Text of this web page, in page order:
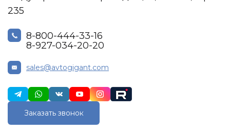
235
8-800-444-33-16
8-927-034-20-20
sales@avtogigant.com
Заказать звонок